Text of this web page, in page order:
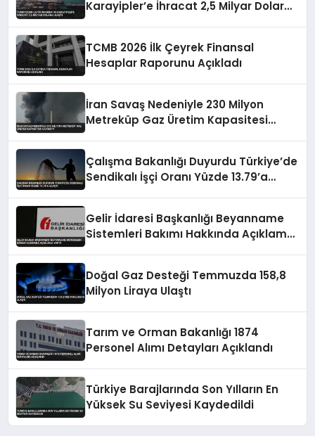
Karayipler’e İhracat 2,5 Milyar Dolara
TCMB 2026 İlk Çeyrek Finansal
Hesaplar Raporunu Açıkladı
İran Savaş Nedeniyle 230 Milyon
Metreküp Gaz Üretim Kapasitesi
Çalışma Bakanlığı Duyurdu Türkiye’de
Sendikalı İşçi Oranı Yüzde 13.79’a
Gelir İdaresi Başkanlığı Beyanname
Sistemleri Bakımı Hakkında Açıklama
Doğal Gaz Desteği Temmuzda 158,8
Milyon Liraya Ulaştı
Tarım ve Orman Bakanlığı 1874
Personel Alımı Detayları Açıklandı
Türkiye Barajlarında Son Yılların En
Yüksek Su Seviyesi Kaydedildi